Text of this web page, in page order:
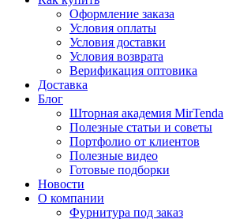
Оформление заказа
Условия оплаты
Условия доставки
Условия возврата
Верификация оптовика
Доставка
Блог
Шторная академия MirTenda
Полезные статьи и советы
Портфолио от клиентов
Полезные видео
Готовые подборки
Новости
О компании
Фурнитура под заказ